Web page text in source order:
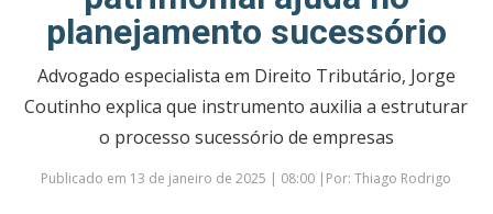
planejamento sucessório
Advogado especialista em Direito Tributário, Jorge
Coutinho explica que instrumento auxilia a estruturar
o processo sucessório de empresas
Publicado em 13 de janeiro de 2025 | 08:00 |Por: Thiago Rodrigo